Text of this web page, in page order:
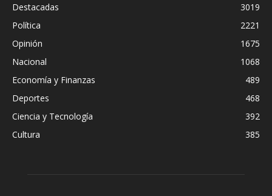
Destacadas
3019
Política
2221
Opinión
1675
Nacional
1068
Economía y Finanzas
489
Deportes
468
Ciencia y Tecnología
392
Cultura
385